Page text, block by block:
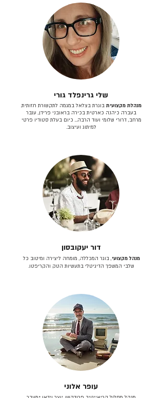
שלי גרינפלד גורי
מנהלת מקצועית בוגרת בצלאל במגמה לתקשורת חזותית.
בעברה כיהנה כארטית בכירה בראובני פרידן, ענבר
מרחב, דרורי שלומי ועוד הרבה… כיום בעלת סטודיו פרטי
למיתוג ועיצוב.
דור יעקובסון
מנהל מקצועי, בוגר המכללה, מומחה ליצירה ומיטוב כל
שלבי המשפך הדיגיטלי בתעשיות הטק והקריפטו.
עופר אלוני